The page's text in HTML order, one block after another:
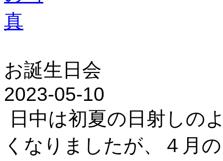
お誕生日会
2023-05-10
日中は初夏の日射しの
くなりましたが、４月